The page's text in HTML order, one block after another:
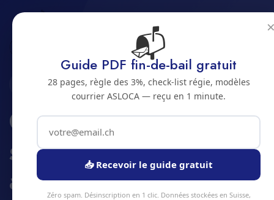
Conseil subventions energie
Bienne
2500 · JURA BERNOIS
Conseil en
subventions energie
a Bienne
📬
Guide PDF fin-de-bail gratuit
28 pages, règle des 3%, check-list régie, modèles
courrier ASLOCA — reçu en 1 minute.
📥 Recevoir le guide gratuit
Zéro spam. Désinscription en 1 clic. Données stockées en Suisse,